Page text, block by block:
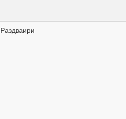
Раздваири